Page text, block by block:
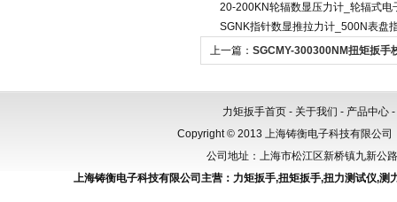
20-200KN轮辐数显压力计_轮辐式电
SGNK指针数显推拉力计_500N表盘
上一篇： SGCMY-300300NM扭矩扳手
力矩扳手首页 - 关于我们 - 产品中心 -
Copyright © 2013 上海铸衡电子科技有限公
公司地址：上海市松江区新桥镇九新
上海铸衡电子科技有限公司主营： 力矩扳手,扭矩扳手,扭力测试仪,测